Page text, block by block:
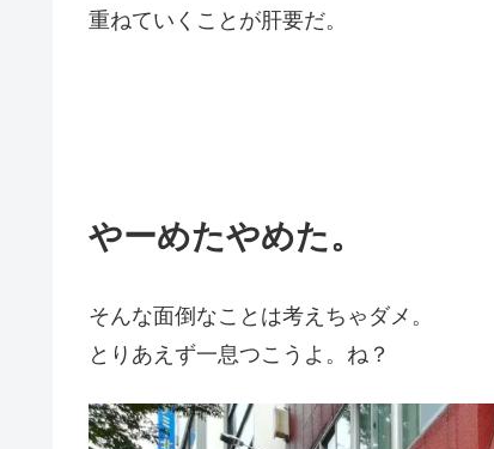
重ねていくことが肝要だ。
やーめたやめた。
そんな面倒なことは考えちゃダメ。
とりあえず一息つこうよ。ね？